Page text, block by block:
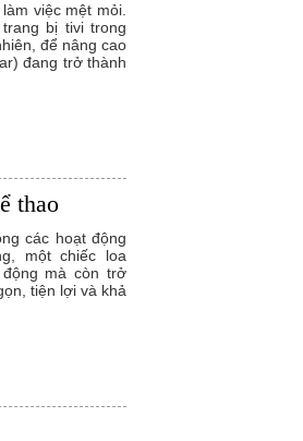
việc mệt mỏi.
bị tivi trong
để nâng cao
đang trở thành
thao
các hoạt động
một chiếc loa
mà còn trở
tiện lợi và khả